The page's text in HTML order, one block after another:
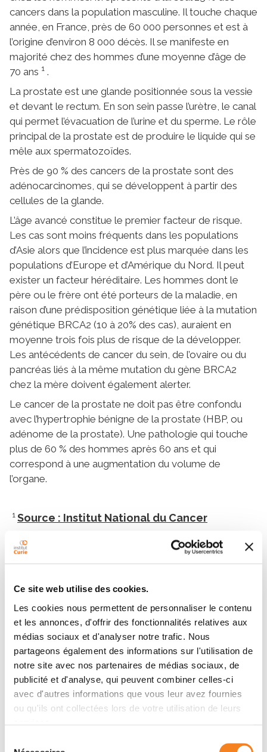
Ce site web utilise des cookies.
Les cookies nous permettent de personnaliser le contenu
et les annonces, d'offrir des fonctionnalités relatives aux
médias sociaux et d'analyser notre trafic. Nous
partageons également des informations sur l'utilisation de
notre site avec nos partenaires de médias sociaux, de
publicité et d'analyse, qui peuvent combiner celles-ci
avec d'autres informations que vous leur avez fournies
ou qu'ils ont collectées lors de votre utilisation de leurs
cancers dans la population masculine. Il touche chaque
année, en France, près de 60 000 personnes et est à
l’origine d’environ 8 000 décès. Il se manifeste en
majorité chez des hommes d’une moyenne d’âge de
70 ans 1 .
La prostate est une glande positionnée sous la vessie
et devant le rectum. En son sein passe l’urètre, le canal
qui permet l’évacuation de l’urine et du sperme. Le rôle
principal de la prostate est de produire le liquide qui se
mêle aux spermatozoïdes.
Près de 90 % des cancers de la prostate sont des
adénocarcinomes, qui se développent à partir des
cellules de la glande.
L’âge avancé constitue le premier facteur de risque.
Les cas sont moins fréquents dans les populations
d’Asie alors que l’incidence est plus marquée dans les
populations d’Europe et d’Amérique du Nord. Il peut
exister un facteur héréditaire. Les hommes dont le
père ou le frère ont été porteurs de la maladie, en
raison d’une prédisposition génétique liée à la mutation
génétique BRCA2 (10 à 20% des cas), auraient en
moyenne trois fois plus de risque de la développer.
Les antécédents de cancer du sein, de l’ovaire ou du
pancréas liés à la même mutation du gène BRCA2
chez la mère doivent également alerter.
Le cancer de la prostate ne doit pas être confondu
avec l’hypertrophie bénigne de la prostate (HBP, ou
adénome de la prostate). Une pathologie qui touche
plus de 60 % des hommes après 60 ans et qui
correspond à une augmentation du volume de
l’organe.
1 Source : Institut National du Cancer
Plus de contenu
Définition
Symptômes et diagnostic
Traitements
Soins de support
Equipe
Essais cliniques